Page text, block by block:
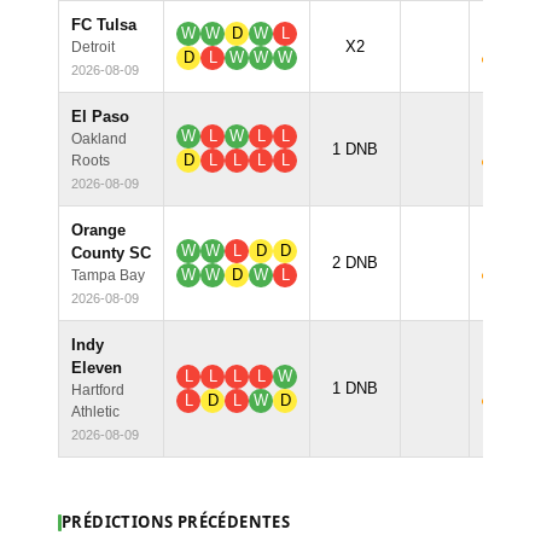
FC Tulsa
Detroit
2026-08-09
W W D W
L
D
L W W W
X2
El Paso
Oakland
Roots
2026-08-09
W L W L
L
D
L L L L
1 DNB
Orange
County SC
Tampa Bay
2026-08-09
W W L D
D
W W D W L
2 DNB
Indy
Eleven
Hartford
Athletic
2026-08-09
L L L L
W
L
D L W D
1 DNB
PRÉDICTIONS PRÉCÉDENTES